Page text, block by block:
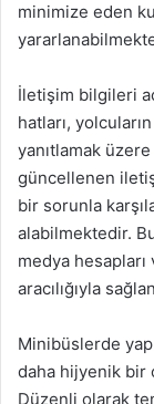
minimize eden
İletişim bilgileri
hatları,
yanıtlamak
güncellenen
bir sorunla
alabilmektedir.
medya
aracılığıyla
Minibüslerde
daha hijyenik bir
Düzenli olarak